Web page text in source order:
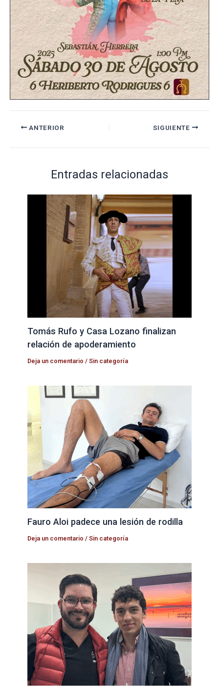
ANTERIOR SIGUIENTE
Entradas relacionadas
Tomás Rufo y Casa Lozano finalizan
relación de apoderamiento
Deja un comentario /Sin categoría
Fauro Aloi padece una lesión de rodilla
Deja un comentario /Sin categoría